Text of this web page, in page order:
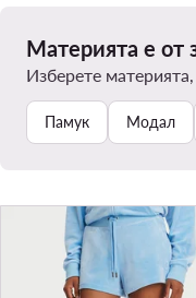
Материята е от
Изберете
Памук Модал